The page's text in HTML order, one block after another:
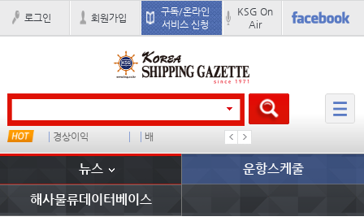
로그인 회원가입
구독/온라인
서비스 신청
KSG On
Air
경상이익 배 부산신항
뉴스 운항스케줄
해사물류데이터베이스